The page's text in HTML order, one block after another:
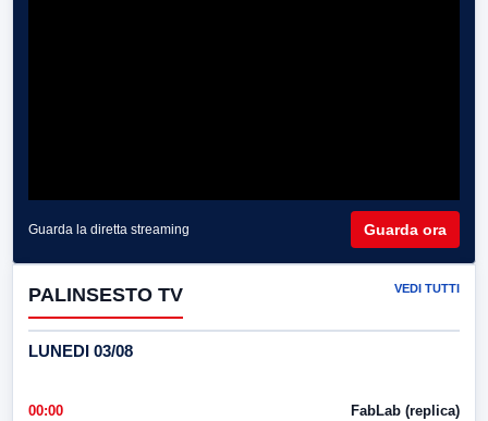
Guarda la diretta streaming Guarda ora
PALINSESTO TV VEDI TUTTI
LUNEDI 03/08
00:00 FabLab (replica)